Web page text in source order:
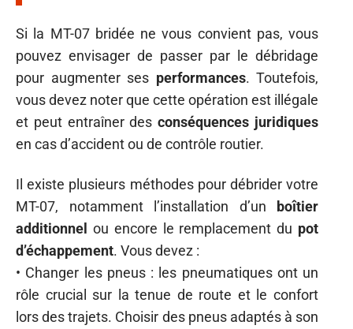
Si la MT-07 bridée ne vous convient pas, vous
pouvez envisager de passer par le débridage
pour augmenter ses performances. Toutefois,
vous devez noter que cette opération est illégale
et peut entraîner desconséquences juridiques
en cas d’accident ou de contrôle routier.
Il existe plusieurs méthodes pour débrider votre
MT-07, notamment l’installation d’un boîtier
additionnel ou encore le remplacement du pot
d’échappement. Vous devez :
• Changer les pneus : les pneumatiques ont un
rôle crucial sur la tenue de route et le confort
lors des trajets. Choisir des pneus adaptés à son